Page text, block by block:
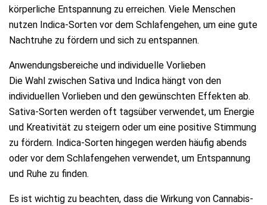
körperliche Entspannung zu erreichen. Viele Menschen
nutzen Indica-Sorten vor dem Schlafengehen, um eine gute
Nachtruhe zu fördern und sich zu entspannen.
Anwendungsbereiche und individuelle Vorlieben
Die Wahl zwischen Sativa und Indica hängt von den
individuellen Vorlieben und den gewünschten Effekten ab.
Sativa-Sorten werden oft tagsüber verwendet, um Energie
und Kreativität zu steigern oder um eine positive Stimmung
zu fördern. Indica-Sorten hingegen werden häufig abends
oder vor dem Schlafengehen verwendet, um Entspannung
und Ruhe zu finden.
Es ist wichtig zu beachten, dass die Wirkung von Cannabis-